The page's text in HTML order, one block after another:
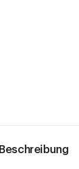
Beschreibung